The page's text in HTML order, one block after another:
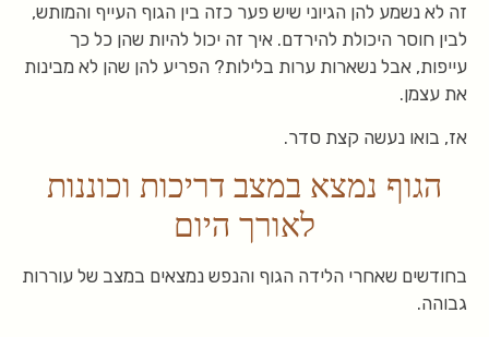
זה לא נשמע להן הגיוני שיש פער כזה בין הגוף העייף והמותש,
לבין חוסר היכולת להירדם. איך זה יכול להיות שהן כל כך
עייפות, אבל נשארות ערות בלילות? הפריע להן שהן לא מבינות
את עצמן.
אז, בואו נעשה קצת סדר.
הגוף נמצא במצב דריכות וכוננות
לאורך היום
בחודשים שאחרי הלידה הגוף והנפש נמצאים במצב של עוררות
גבוהה.